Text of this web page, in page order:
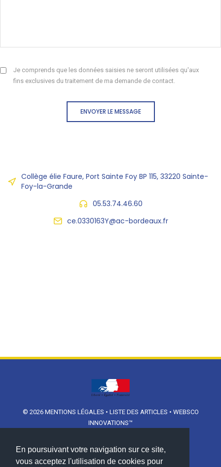
En poursuivant votre navigation sur ce site,
vous acceptez l'utilisation de cookies pour
Je comprends que les données saisies ne seront utilisées qu'aux
fins exclusives du traitement de ma demande de contact.
ENVOYER LE MESSAGE
Collège élie Faure, Port Sainte Foy BP 115, 33220 Sainte-
Foy-la-Grande
05.53.74.46.60
ce.0330163Y@ac-bordeaux.fr
© 2026 MENTIONS LÉGALES • LISTE DES ARTICLES • WEBSCO
INNOVATIONS™